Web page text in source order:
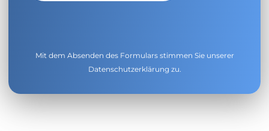
Mit dem Absenden des Formulars stimmen Sie unserer
Datenschutzerklärung zu.